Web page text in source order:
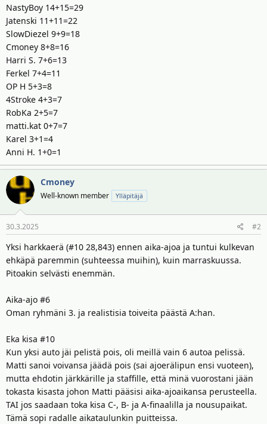
NastyBoy 14+15=29
Jatenski 11+11=22
SlowDiezel 9+9=18
Cmoney 8+8=16
Harri S. 7+6=13
Ferkel 7+4=11
OP H 5+3=8
4Stroke 4+3=7
RobKa 2+5=7
matti.kat 0+7=7
Karel 3+1=4
Anni H. 1+0=1
Cmoney
Well-known member Ylläpitäjä
30.3.2025 #2
Yksi harkkaerä (#10 28,843) ennen aika-ajoa ja tuntui kulkevan
ehkäpä paremmin (suhteessa muihin), kuin marraskuussa.
Pitoakin selvästi enemmän.
Aika-ajo #6
Oman ryhmäni 3. ja realistisia toiveita päästä A:han.
Eka kisa #10
Kun yksi auto jäi pelistä pois, oli meillä vain 6 autoa pelissä.
Matti sanoi voivansa jäädä pois (sai ajoerälipun ensi vuoteen),
mutta ehdotin järkkärille ja staffille, että minä vuorostani jään
tokasta kisasta johon Matti pääsisi aika-ajoaikansa perusteella.
TAI jos saadaan toka kisa C-, B- ja A-finaalilla ja nousupaikat.
Tämä sopi radalle aikataulunkin puitteissa.